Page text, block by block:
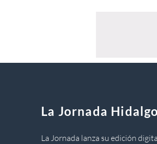
La Jornada Hidalgo
La Jornada lanza su edición